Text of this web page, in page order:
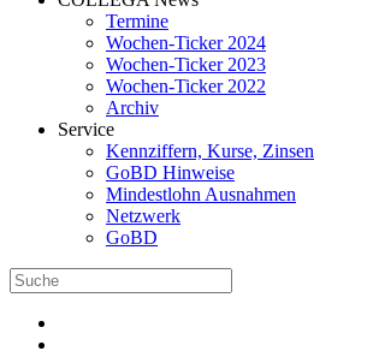
Termine
Wochen-Ticker 2024
Wochen-Ticker 2023
Wochen-Ticker 2022
Archiv
Service
Kennziffern, Kurse, Zinsen
GoBD Hinweise
Mindestlohn Ausnahmen
Netzwerk
GoBD